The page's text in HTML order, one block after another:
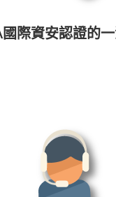
國際資安認證的